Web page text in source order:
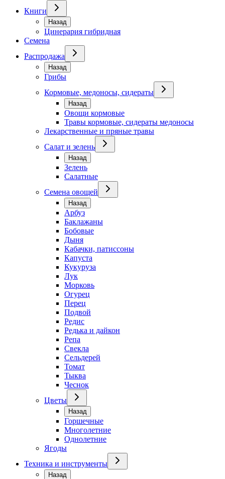
Книги
Назад
Цинерария гибридная
Семена
Распродажа
Назад
Грибы
Кормовые, медоносы, сидераты
Назад
Овощи кормовые
Травы кормовые, сидераты медоносы
Лекарственные и пряные травы
Салат и зелень
Назад
Зелень
Салатные
Семена овощей
Назад
Арбуз
Баклажаны
Бобовые
Дыня
Кабачки, патиссоны
Капуста
Кукуруза
Лук
Морковь
Огурец
Перец
Подвой
Редис
Редька и дайкон
Репа
Свекла
Сельдерей
Томат
Тыква
Чеснок
Цветы
Назад
Горшечные
Многолетние
Однолетние
Ягоды
Техника и инструменты
Назад